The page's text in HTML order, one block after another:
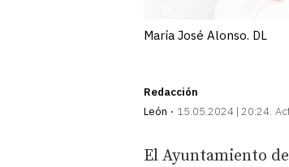
María José Alonso. DL
Redacción
León
15.05.2024 | 20:24
El Ayuntamiento